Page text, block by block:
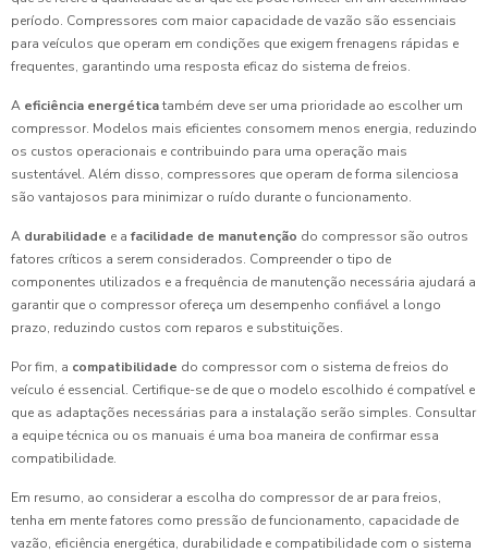
período. Compressores com maior capacidade de vazão são essenciais
para veículos que operam em condições que exigem frenagens rápidas e
frequentes, garantindo uma resposta eficaz do sistema de freios.
A eficiência energéticatambém deve ser uma prioridade ao escolher um
compressor. Modelos mais eficientes consomem menos energia, reduzindo
os custos operacionais e contribuindo para uma operação mais
sustentável. Além disso, compressores que operam de forma silenciosa
são vantajosos para minimizar o ruído durante o funcionamento.
A durabilidade e a facilidade de manutenção do compressor são outros
fatores críticos a serem considerados. Compreender o tipo de
componentes utilizados e a frequência de manutenção necessária ajudará a
garantir que o compressor ofereça um desempenho confiável a longo
prazo, reduzindo custos com reparos e substituições.
Por fim, a compatibilidade do compressor com o sistema de freios do
veículo é essencial. Certifique-se de que o modelo escolhido é compatível e
que as adaptações necessárias para a instalação serão simples. Consultar
a equipe técnica ou os manuais é uma boa maneira de confirmar essa
compatibilidade.
Em resumo, ao considerar a escolha do compressor de ar para freios,
tenha em mente fatores como pressão de funcionamento, capacidade de
vazão, eficiência energética, durabilidade e compatibilidade com o sistema